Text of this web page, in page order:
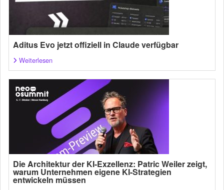
Aditus Evo jetzt offiziell in Claude verfügbar
Weiterlesen
Die Architektur der KI-Exzellenz: Patric Weiler zeigt,
warum Unternehmen eigene KI-Strategien
entwickeln müssen